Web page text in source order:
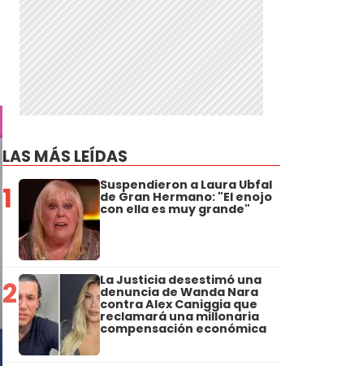
LAS MÁS LEÍDAS
1 Suspendieron a Laura Ubfal
de Gran Hermano: "El enojo
con ella es muy grande"
2 La Justicia desestimó una
denuncia de Wanda Nara
contra Alex Caniggia que
reclamará una millonaria
compensación económica